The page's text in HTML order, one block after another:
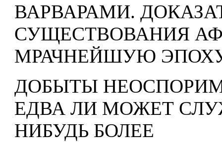
ВАРВАРАМИ.
СУЩЕСТВОВАНИЯ
МРАЧНЕЙШУЮ
ДОБЫТЫ
ЕДВА ЛИ МОЖЕТ
НИБУДЬ БОЛЕЕ